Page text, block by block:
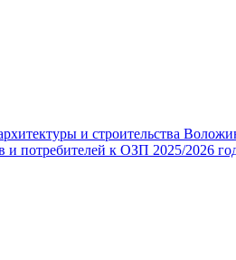
и строительства
и потребителей к ОЗП 2025/2026